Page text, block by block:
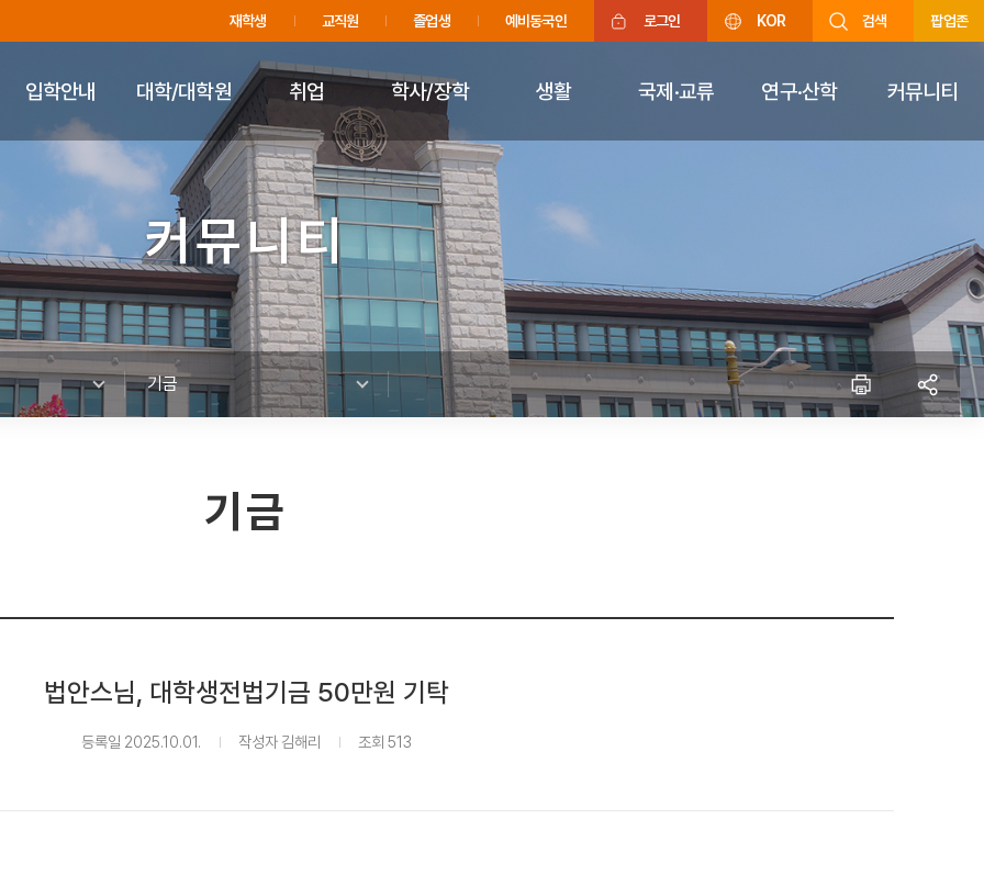
주메뉴 바로가기
푸터 바로가기
재학생 교직원 졸업생 예비동국인 로그인 KOR 검색 팝업존
입학안내 대학/대학원 취업 학사/장학 생활 국제·교류 연구·산학 커뮤니티
커뮤니티
기금
기금
법안스님, 대학생전법기금 50만원 기탁
등록일 2025.10.01. 작성자 김해리 조회 513